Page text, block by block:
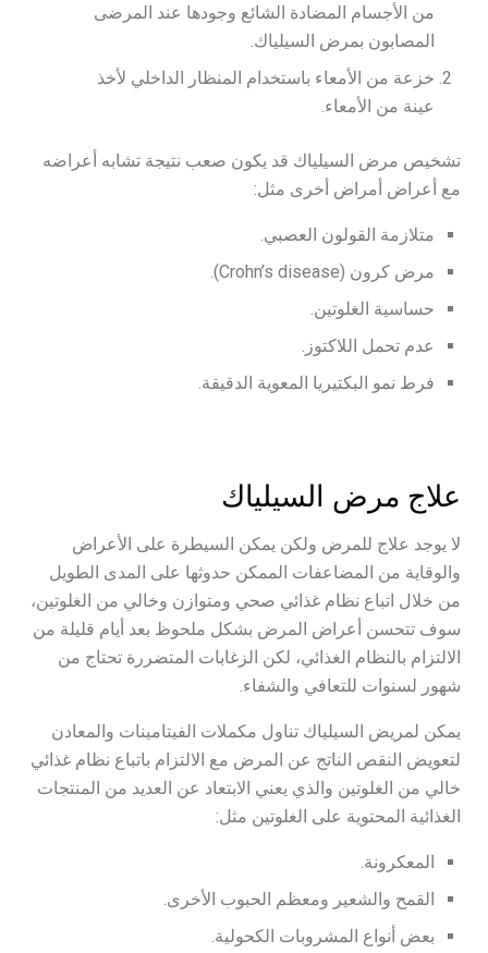
من الأجسام المضادة الشائع وجودها عند المرضى
المصابون بمرض السيلياك.
خزعة من الأمعاء باستخدام المنظار الداخلي لأخذ
عينة من الأمعاء.
تشخيص مرض السيلياك قد يكون صعب نتيجة تشابه أعراضه
مع أعراض أمراض أخرى مثل:
متلازمة القولون العصبي.
مرض كرون (Crohn’s disease).
حساسية الغلوتين.
عدم تحمل اللاكتوز.
فرط نمو البكتيريا المعوية الدقيقة.
علاج مرض السيلياك
لا يوجد علاج للمرض ولكن يمكن السيطرة على الأعراض
والوقاية من المضاعفات الممكن حدوثها على المدى الطويل
من خلال اتباع نظام غذائي صحي ومتوازن وخالي من الغلوتين،
سوف تتحسن أعراض المرض بشكل ملحوظ بعد أيام قليلة من
الالتزام بالنظام الغذائي، لكن الزغابات المتضررة تحتاج من
شهور لسنوات للتعافي والشفاء.
يمكن لمريض السيلياك تناول مكملات الفيتامينات والمعادن
لتعويض النقص الناتج عن المرض مع الالتزام باتباع نظام غذائي
خالي من الغلوتين والذي يعني الابتعاد عن العديد من المنتجات
الغذائية المحتوية على الغلوتين مثل:
المعكرونة.
القمح والشعير ومعظم الحبوب الأخرى.
بعض أنواع المشروبات الكحولية.